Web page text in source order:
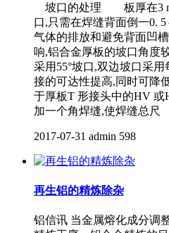
坡口的处理 板厚在3
口,只需在焊缝背面倒一0.
气体的排放和避免背面凹
响,铝合金厚板的坡口角度
采用55°坡口,双边坡口采
接的可达性提高,同时可降
于厚板T 形接头中的HV
加一个角焊缝,使焊缝总尺
2017-07-31 admin 598
再生铝的精炼除杂
铝信讯 当金属熔化成分调